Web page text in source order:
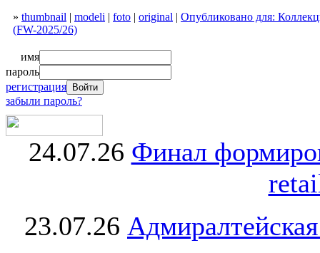
» thumbnail | modeli | foto | original | Опубликовано для:
(FW-2025/26)
имя
пароль
регистрация
забыли пароль?
24.07.26 Финал
23.07.26